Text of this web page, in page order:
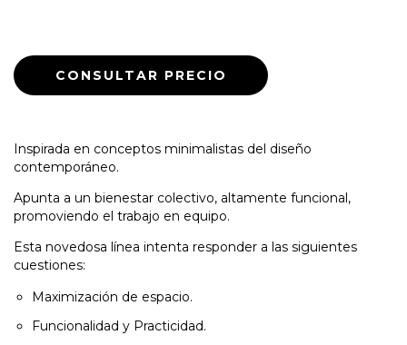
Inspirada en conceptos minimalistas del diseño
contemporáneo.
Apunta a un bienestar colectivo, altamente funcional,
promoviendo el trabajo en equipo.
Esta novedosa línea intenta responder a las siguientes
cuestiones:
Maximización de espacio.
Funcionalidad y Practicidad.